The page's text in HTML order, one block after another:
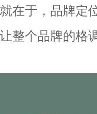
在于，品牌定
整个品牌的格